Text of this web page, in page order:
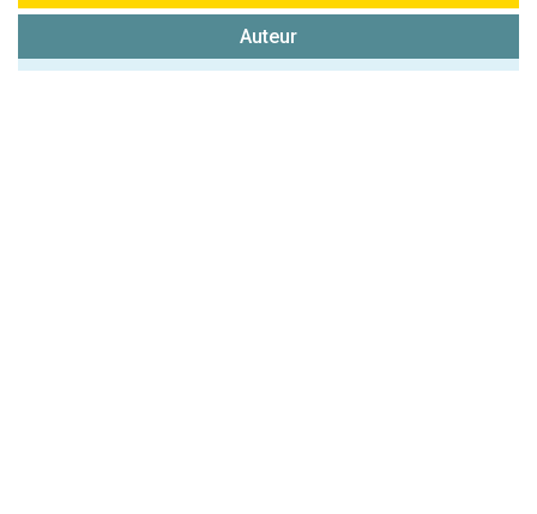
7x4 (en
Auteur